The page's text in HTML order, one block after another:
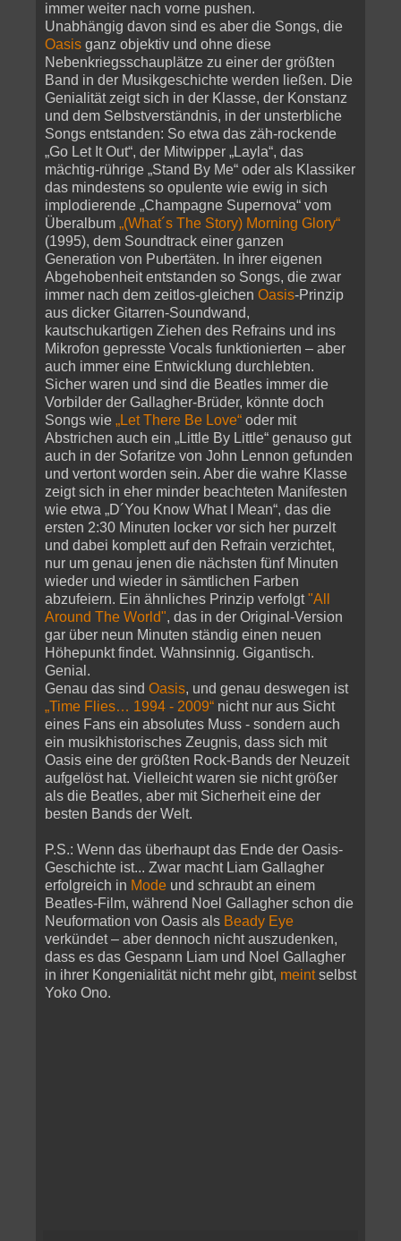
immer weiter nach vorne pushen.
Unabhängig davon sind es aber die Songs, die
Oasis ganz objektiv und ohne diese
Nebenkriegsschauplätze zu einer der größten
Band in der Musikgeschichte werden ließen. Die
Genialität zeigt sich in der Klasse, der Konstanz
und dem Selbstverständnis, in der unsterbliche
Songs entstanden: So etwa das zäh-rockende
„Go Let It Out“, der Mitwipper „Layla“, das
mächtig-rührige „Stand By Me“ oder als Klassiker
das mindestens so opulente wie ewig in sich
implodierende „Champagne Supernova“ vom
Überalbum „(What´s The Story) Morning Glory“
(1995), dem Soundtrack einer ganzen
Generation von Pubertäten. In ihrer eigenen
Abgehobenheit entstanden so Songs, die zwar
immer nach dem zeitlos-gleichen Oasis-Prinzip
aus dicker Gitarren-Soundwand,
kautschukartigen Ziehen des Refrains und ins
Mikrofon gepresste Vocals funktionierten – aber
auch immer eine Entwicklung durchlebten.
Sicher waren und sind die Beatles immer die
Vorbilder der Gallagher-Brüder, könnte doch
Songs wie „Let There Be Love“ oder mit
Abstrichen auch ein „Little By Little“ genauso gut
auch in der Sofaritze von John Lennon gefunden
und vertont worden sein. Aber die wahre Klasse
zeigt sich in eher minder beachteten Manifesten
wie etwa „D´You Know What I Mean“, das die
ersten 2:30 Minuten locker vor sich her purzelt
und dabei komplett auf den Refrain verzichtet,
nur um genau jenen die nächsten fünf Minuten
wieder und wieder in sämtlichen Farben
abzufeiern. Ein ähnliches Prinzip verfolgt"All
Around The World", das in der Original-Version
gar über neun Minuten ständig einen neuen
Höhepunkt findet. Wahnsinnig. Gigantisch.
Genial.
Genau das sind Oasis, und genau deswegen ist
„Time Flies… 1994 - 2009“ nicht nur aus Sicht
eines Fans ein absolutes Muss - sondern auch
ein musikhistorisches Zeugnis, dass sich mit
Oasis eine der größten Rock-Bands der Neuzeit
aufgelöst hat. Vielleicht waren sie nicht größer
als die Beatles, aber mit Sicherheit eine der
besten Bands der Welt.
P.S.: Wenn das überhaupt das Ende der Oasis-
Geschichte ist... Zwar macht Liam Gallagher
erfolgreich in Mode und schraubt an einem
Beatles-Film, während Noel Gallagher schon die
Neuformation von Oasis als Beady Eye
verkündet – aber dennoch nicht auszudenken,
dass es das Gespann Liam und Noel Gallagher
in ihrer Kongenialität nicht mehr gibt, meintselbst
Yoko Ono.